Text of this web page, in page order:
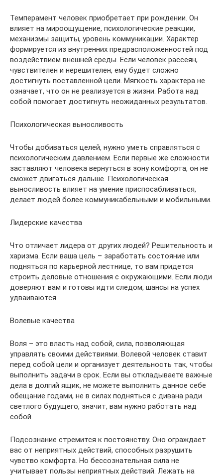
Темперамент человек приобретает при рождении. Он
влияет на мироощущение, психологические реакции,
механизмы защиты, уровень коммуникации. Характер
формируется из внутренних предрасположенностей под
воздействием внешней среды. Если человек рассеян,
чувствителен и нерешителен, ему будет сложно
достигнуть поставленной цели. Мягкость характера не
означает, что он не реализуется в жизни. Работа над
собой помогает достигнуть неожиданных результатов.
Психологическая выносливость
Чтобы добиваться целей, нужно уметь справляться с
психологическим давлением. Если первые же сложности
заставляют человека вернуться в зону комфорта, он не
сможет двигаться дальше. Психологическая
выносливость влияет на умение приспосабливаться,
делает людей более коммуникабельными и мобильными.
Лидерские качества
Что отличает лидера от других людей? Решительность и
харизма. Если ваша цель – заработать состояние или
подняться по карьерной лестнице, то вам придется
строить деловые отношения с окружающими. Если люди
доверяют вам и готовы идти следом, шансы на успех
удваиваются.
Волевые качества
Воля – это власть над собой, сила, позволяющая
управлять своими действиями. Волевой человек ставит
перед собой цели и организует деятельность так, чтобы
выполнить задачи в срок. Если вы откладываете важные
дела в долгий ящик, не можете выполнить данное себе
обещание годами, не в силах подняться с дивана ради
светлого будущего, значит, вам нужно работать над
собой.
Подсознание стремится к постоянству. Оно ограждает
вас от неприятных действий, способных разрушить
чувство комфорта. Но бессознательная сила не
учитывает пользы неприятных действий. Лежать на